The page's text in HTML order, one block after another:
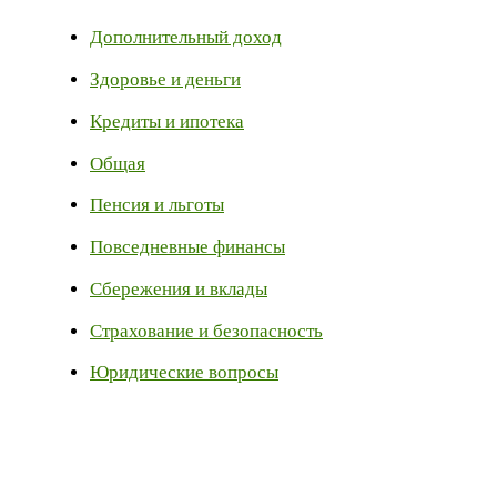
Дополнительный доход
Здоровье и деньги
Кредиты и ипотека
Общая
Пенсия и льготы
Повседневные финансы
Сбережения и вклады
Страхование и безопасность
Юридические вопросы